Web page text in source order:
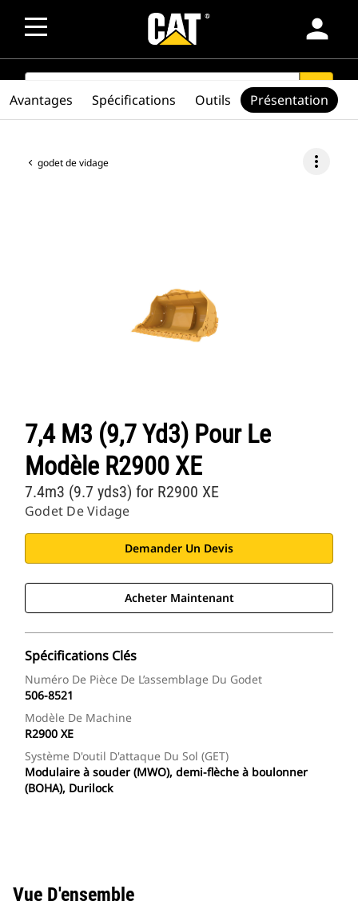
person
SEARCH search
godet de vidage more_vert
7,4 M3 (9,7 Yd3) Pour Le
Modèle R2900 XE
Godet De Vidage
7.4m3 (9.7 yds3) for R2900 XE
Demander Un Devis
Acheter Maintenant
Spécifications Clés
Numéro De Pièce De L’assemblage Du Godet
506-8521
Modèle De Machine
R2900 XE
Système D'outil D'attaque Du Sol (GET)
Modulaire à souder (MWO), demi-flèche à boulonner
(BOHA), Durilock
Avantages Spécifications Outils Présentation
Vue D'ensemble